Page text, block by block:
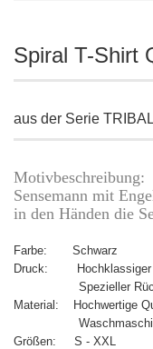
Spiral T-Shirt
aus der Serie TRIBAL
Motivbeschreibung:
Sensemann mit
in den Händen die
Farbe: Schwarz
Druck: Hochklassiger
Spezieller
Material: Hochwertige
Waschmaschine
Größen: S - XXL